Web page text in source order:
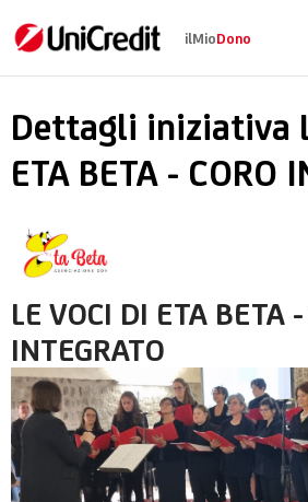
LE VOCI DI
ilMioDono
Dettagli iniziativa
ETA BETA - CORO
LE VOCI DI ETA BETA -
INTEGRATO